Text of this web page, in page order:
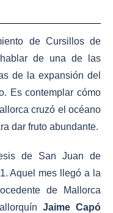
de Cursillos de
de una de las
de la expansión del
Es contemplar cómo
cruzó el océano
dar fruto abundante.
de San Juan de
Aquel mes llegó a la
de Mallorca
Jaime Capó